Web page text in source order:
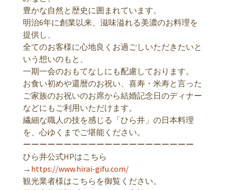
豊かな自然と歴史に囲まれています。
明治6年に創業以来、滋味溢れる美濃のお料理を
提供し、
全てのお客様に心地良くお過ごしいただきたいと
いう想いのもと、
一期一会のおもてなしにも配慮しております。
お食い初めや還暦のお祝い、喜寿・米寿と言った
ご家族のお祝いのお席から結婚記念日のディナー
などにもご利用いただけます。
繊細な職人の技を感じる「ひら井」の日本料理
を、心ゆくまでご堪能ください。
ーーーーーーーーーーーーーーーーーーーーー
ひら井公式HPはこちら
→ https://www.hirai-gifu.com/
観光業者様はこちらを御覧ください。